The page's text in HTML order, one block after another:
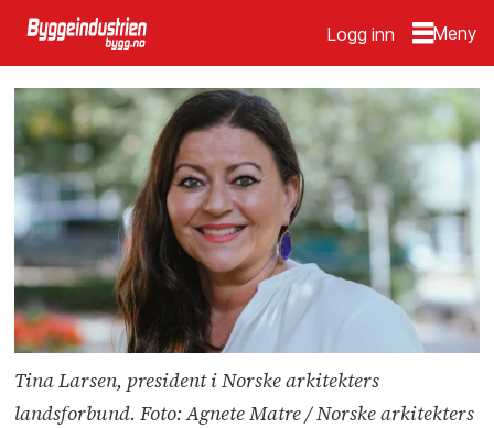
Logg inn
Tina Larsen, president i Norske arkitekters
landsforbund. Foto: Agnete Matre / Norske arkitekters